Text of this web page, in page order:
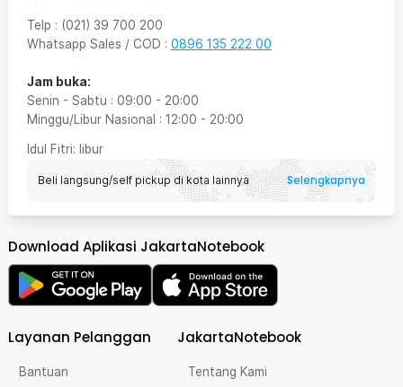
Telp : (021) 39 700 200
Whatsapp Sales / COD : 0896 135 222 00
Jam buka:
Senin - Sabtu : 09:00 - 20:00
Minggu/Libur Nasional : 12:00 - 20:00
Idul Fitri: libur
Beli langsung/self pickup di kota lainnya Selengkapnya
Download Aplikasi JakartaNotebook
Layanan Pelanggan
Bantuan
JakartaNotebook
Tentang Kami